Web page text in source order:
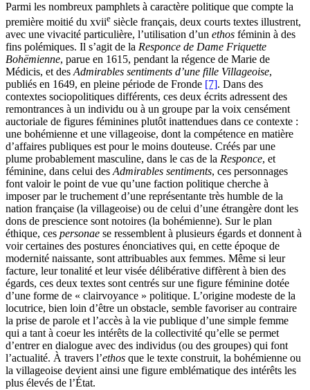
Parmi les nombreux pamphlets à caractère politique que compte la
première moitié du xviie siècle français, deux courts textes illustrent,
avec une vivacité particulière, l’utilisation d’un ethos féminin à des
fins polémiques. Il s’agit de la Responce de Dame Friquette
Bohëmienne, parue en 1615, pendant la régence de Marie de
Médicis, et desAdmirables sentiments d’une fille Villageoise,
publiés en 1649, en pleine période de Fronde [7]. Dans des
contextes sociopolitiques différents, ces deux écrits adressent des
remontrances à un individu ou à un groupe par la voix censément
auctoriale de figures féminines plutôt inattendues dans ce contexte :
une bohémienne et une villageoise, dont la compétence en matière
d’affaires publiques est pour le moins douteuse. Créés par une
plume probablement masculine, dans le cas de la Responce, et
féminine, dans celui desAdmirables sentiments, ces personnages
font valoir le point de vue qu’une faction politique cherche à
imposer par le truchement d’une représentante très humble de la
nation française (la villageoise) ou de celui d’une étrangère dont les
dons de prescience sont notoires (la bohémienne). Sur le plan
éthique, ces personae se ressemblent à plusieurs égards et donnent à
voir certaines des postures énonciatives qui, en cette époque de
modernité naissante, sont attribuables aux femmes. Même si leur
facture, leur tonalité et leur visée délibérative diffèrent à bien des
égards, ces deux textes sont centrés sur une figure féminine dotée
d’une forme de « clairvoyance » politique. L’origine modeste de la
locutrice, bien loin d’être un obstacle, semble favoriser au contraire
la prise de parole et l’accès à la vie publique d’une simple femme
qui a tant à coeur les intérêts de la collectivité qu’elle se permet
d’entrer en dialogue avec des individus (ou des groupes) qui font
l’actualité. À travers l’ethos que le texte construit, la bohémienne ou
la villageoise devient ainsi une figure emblématique des intérêts les
plus élevés de l’État.